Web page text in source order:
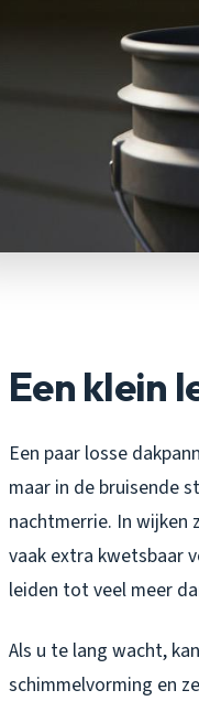
Een klein
Een paar losse
maar in de bruisende
nachtmerrie. In wijken
vaak extra kwetsbaar
leiden tot veel meer
Als u te lang wacht,
schimmelvorming en